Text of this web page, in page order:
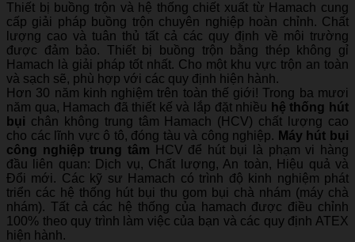
Thiết bị buồng trộn và hệ thống chiết xuất từ Hamach cung
cấp giải pháp buồng trộn chuyên nghiệp hoàn chỉnh. Chất
lượng cao và tuân thủ tất cả các quy định về môi trường
được đảm bảo. Thiết bị buồng trộn bằng thép không gỉ
Hamach là giải pháp tốt nhất. Cho một khu vực trộn an toàn
và sạch sẽ, phù hợp với các quy định hiện hành.
Hơn 30 năm kinh nghiệm trên toàn thế giới! Trong ba mươi
năm qua, Hamach đã thiết kế và lắp đặt nhiều hệ thống hút
bụi chân không trung tâm Hamach (HCV) chất lượng cao
cho các lĩnh vực ô tô, đóng tàu và công nghiệp. Máy hút bụi
công nghiệp trung tâm HCV để hút bụi là phạm vi hàng
đầu liên quan: Dịch vụ, Chất lượng, An toàn, Hiệu quả và
Đổi mới. Các kỹ sư Hamach có trình độ kinh nghiệm phát
triển các hệ thống hút bụi thu gom bụi chà nhám (máy chà
nhám). Tất cả các hệ thống của hamach được điều chỉnh
100% theo quy trình làm việc của bạn và các quy định ATEX
hiện hành.